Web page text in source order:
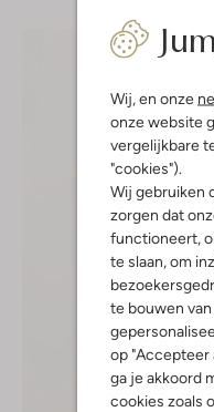
Wij, en onze
onze website
vergelijkbare
"cookies").
Wij gebruiken
zorgen dat
functioneert,
te slaan, om
te bouwen
op "Accepteer
ga je akkoord
cookies zoals